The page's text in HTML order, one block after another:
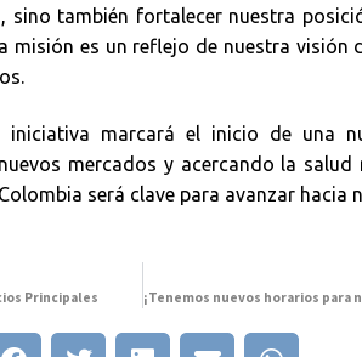
sino también fortalecer nuestra
misión es un reflejo de nuestra visión
iniciativa marcará el inicio de una
mercados y acercando la
será clave para avanzar hacia
Principales